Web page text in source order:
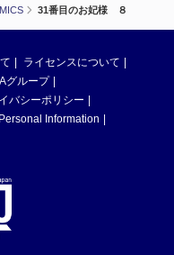
31番目のお妃様 ８
ライセンスについて
グループ
バシーポリシー
Information